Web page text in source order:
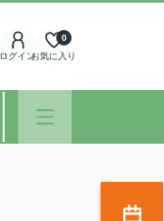
ログインお気に入り
0